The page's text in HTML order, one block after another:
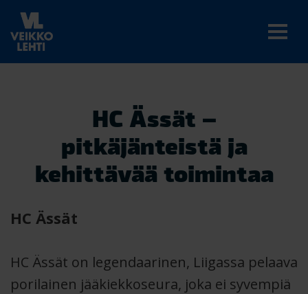
HC Ässät –
pitkäjänteistä ja
kehittävää toimintaa
HC Ässät
HC Ässät on legendaarinen, Liigassa pelaava
porilainen jääkiekkoseura, joka ei syvempiä